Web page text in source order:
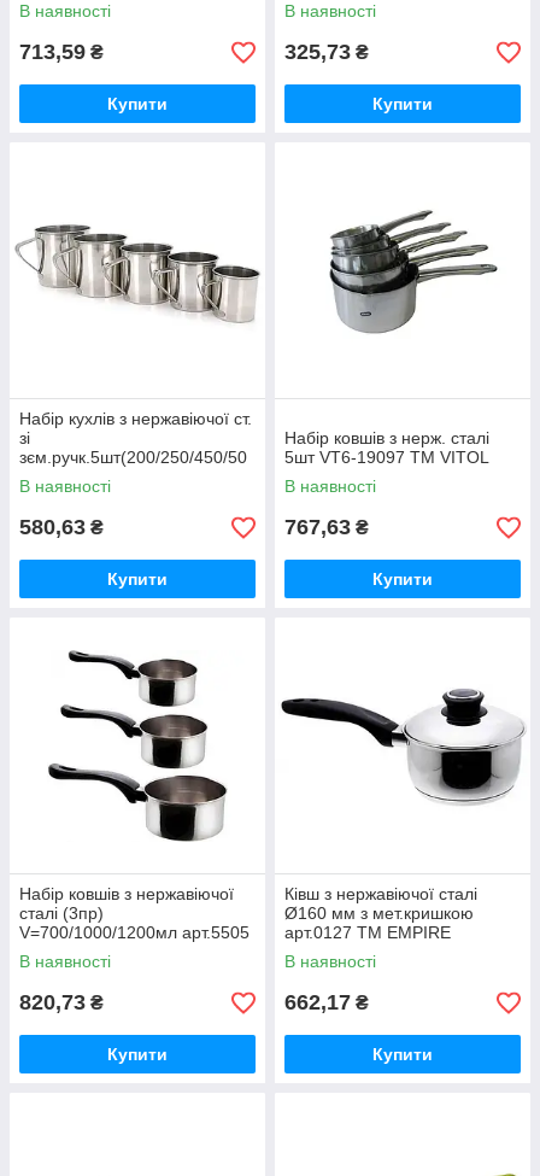
В наявності
713,59 ₴
Купити
В наявності
325,73 ₴
Купити
Набір кухлів з нержавіючої ст.
зі
зєм.ручк.5шт(200/250/450/50
0/800мл) 0199 ТМ EMPIRE
В наявності
580,63 ₴
Купити
Набір ковшів з нерж. сталі
5шт VT6-19097 ТМ VITOL
В наявності
767,63 ₴
Купити
Набір ковшів з нержавіючої
сталі (3пр)
V=700/1000/1200мл арт.5505
ТМ EMPIRE
В наявності
820,73 ₴
Купити
Ківш з нержавіючої сталі
Ø160 мм з мет.кришкою
арт.0127 ТМ EMPIRE
В наявності
662,17 ₴
Купити